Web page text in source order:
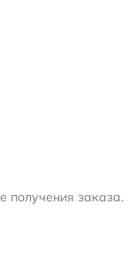
с золотым из
получения заказа.